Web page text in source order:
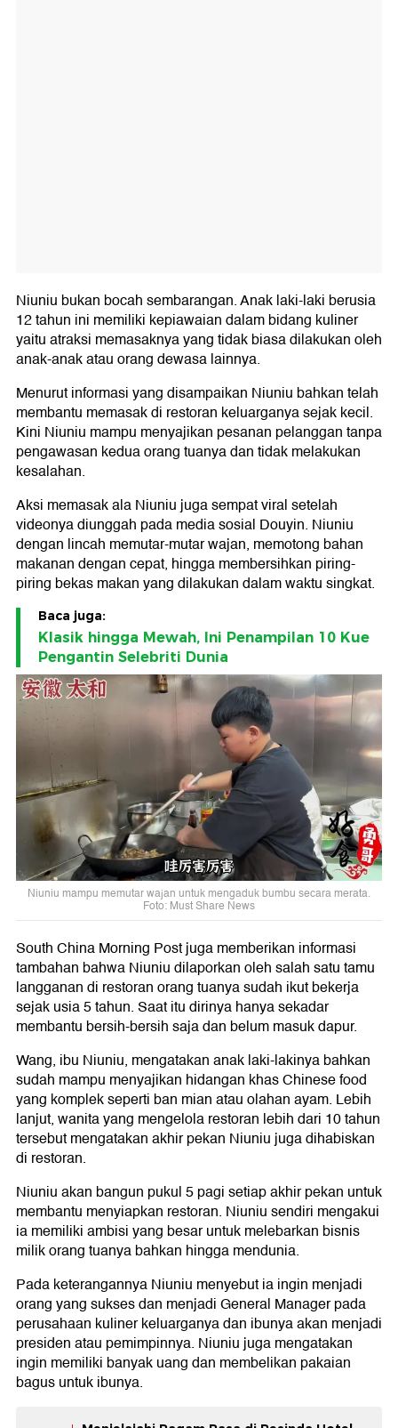
Niuniu bukan bocah sembarangan. Anak laki-laki berusia
12 tahun ini memiliki kepiawaian dalam bidang kuliner
yaitu atraksi memasaknya yang tidak biasa dilakukan oleh
anak-anak atau orang dewasa lainnya.
Menurut informasi yang disampaikan Niuniu bahkan telah
membantu memasak di restoran keluarganya sejak kecil.
Kini Niuniu mampu menyajikan pesanan pelanggan tanpa
pengawasan kedua orang tuanya dan tidak melakukan
kesalahan.
Aksi memasak ala Niuniu juga sempat viral setelah
videonya diunggah pada media sosial Douyin. Niuniu
dengan lincah memutar-mutar wajan, memotong bahan
makanan dengan cepat, hingga membersihkan piring-
piring bekas makan yang dilakukan dalam waktu singkat.
Baca juga:
Klasik hingga Mewah, Ini Penampilan 10 Kue
Pengantin Selebriti Dunia
Niuniu mampu memutar wajan untuk mengaduk bumbu secara merata.
Foto: Must Share News
South China Morning Post juga memberikan informasi
tambahan bahwa Niuniu dilaporkan oleh salah satu tamu
langganan di restoran orang tuanya sudah ikut bekerja
sejak usia 5 tahun. Saat itu dirinya hanya sekadar
membantu bersih-bersih saja dan belum masuk dapur.
Wang, ibu Niuniu, mengatakan anak laki-lakinya bahkan
sudah mampu menyajikan hidangan khas Chinese food
yang komplek seperti ban mian atau olahan ayam. Lebih
lanjut, wanita yang mengelola restoran lebih dari 10 tahun
tersebut mengatakan akhir pekan Niuniu juga dihabiskan
di restoran.
Niuniu akan bangun pukul 5 pagi setiap akhir pekan untuk
membantu menyiapkan restoran. Niuniu sendiri mengakui
ia memiliki ambisi yang besar untuk melebarkan bisnis
milik orang tuanya bahkan hingga mendunia.
Pada keterangannya Niuniu menyebut ia ingin menjadi
orang yang sukses dan menjadi General Manager pada
perusahaan kuliner keluarganya dan ibunya akan menjadi
presiden atau pemimpinnya. Niuniu juga mengatakan
ingin memiliki banyak uang dan membelikan pakaian
bagus untuk ibunya.